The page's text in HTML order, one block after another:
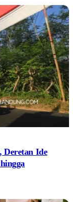
Deretan Ide